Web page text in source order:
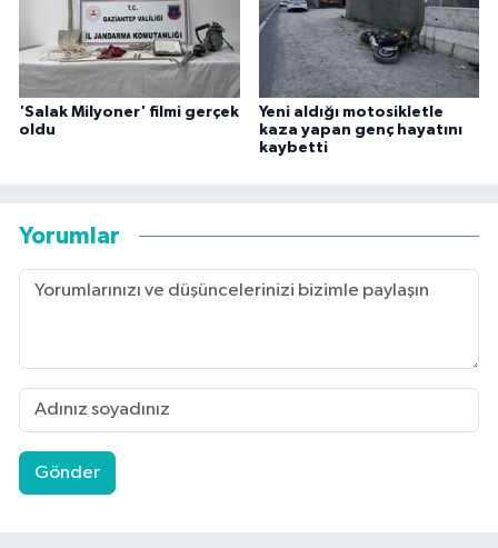
'Salak Milyoner' filmi gerçek
oldu
Yeni aldığı motosikletle
kaza yapan genç hayatını
kaybetti
Yorumlar
Gönder